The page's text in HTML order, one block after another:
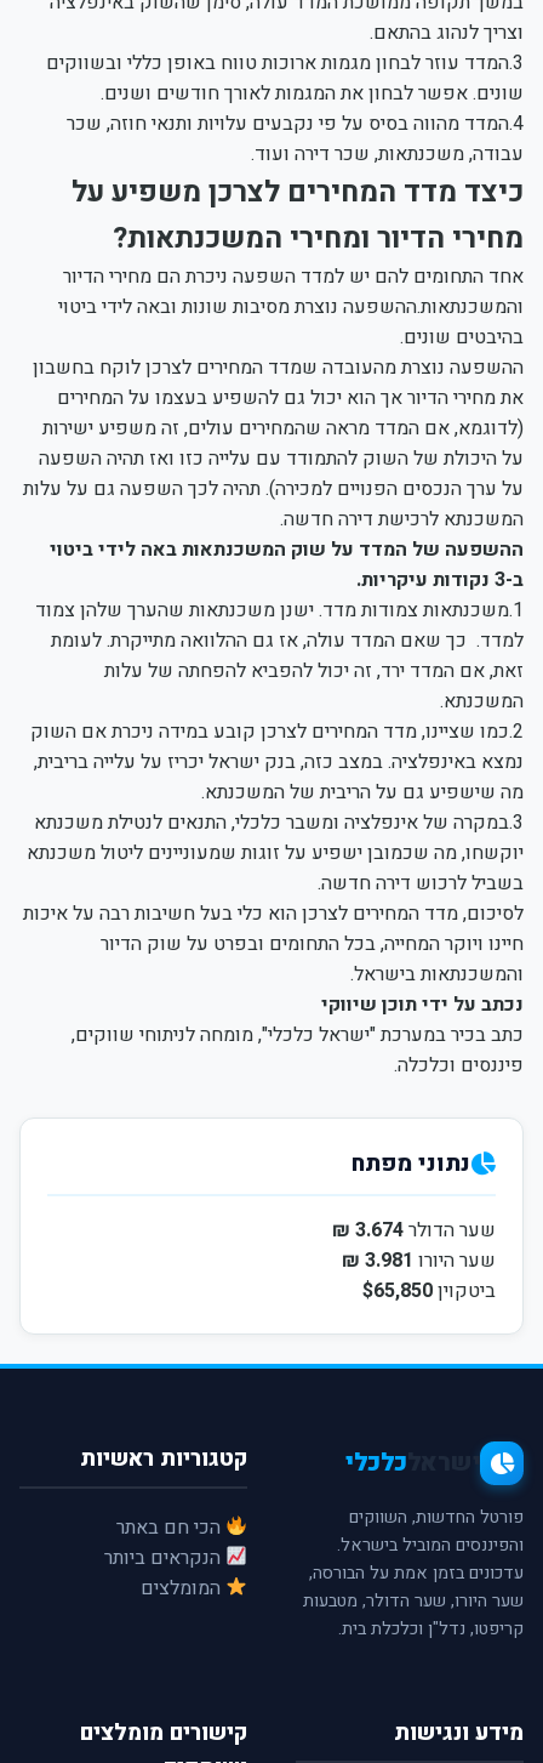
וצריך לנהוג בהתאם.
3.המדד עוזר לבחון מגמות ארוכות טווח באופן כללי ובשווקים
שונים. אפשר לבחון את המגמות לאורך חודשים ושנים.
4.המדד מהווה בסיס על פי נקבעים עלויות ותנאי חוזה, שכר
עבודה, משכנתאות, שכר דירה ועוד.
כיצד מדד המחירים לצרכן משפיע על
מחירי הדיור ומחירי המשכנתאות?
אחד התחומים להם יש למדד השפעה ניכרת הם מחירי הדיור
והמשכנתאות.ההשפעה נוצרת מסיבות שונות ובאה לידי ביטוי
בהיבטים שונים.
ההשפעה נוצרת מהעובדה שמדד המחירים לצרכן לוקח בחשבון
את מחירי הדיור אך הוא יכול גם להשפיע בעצמו על המחירים
(לדוגמא, אם המדד מראה שהמחירים עולים, זה משפיע ישירות
על היכולת של השוק להתמודד עם עלייה כזו ואז תהיה השפעה
על ערך הנכסים הפנויים למכירה). תהיה לכך השפעה גם על עלות
המשכנתא לרכישת דירה חדשה.
ההשפעה של המדד על שוק המשכנתאות באה לידי ביטוי
ב-3 נקודות עיקריות.
1.משכנתאות צמודות מדד. ישנן משכנתאות שהערך שלהן צמוד
למדד. כך שאם המדד עולה, אז גם ההלוואה מתייקרת. לעומת
זאת, אם המדד ירד, זה יכול להפביא להפחתה של עלות
המשכנתא.
2.כמו שציינו, מדד המחירים לצרכן קובע במידה ניכרת אם השוק
נמצא באינפלציה. במצב כזה, בנק ישראל יכריז על עלייה בריבית,
מה שישפיע גם על הריבית של המשכנתא.
3.במקרה של אינפלציה ומשבר כלכלי, התנאים לנטילת משכנתא
יוקשחו, מה שכמובן ישפיע על זוגות שמעוניינים ליטול משכנתא
בשביל לרכוש דירה חדשה.
לסיכום, מדד המחירים לצרכן הוא כלי בעל חשיבות רבה על איכות
חיינו ויוקר המחייה, בכל התחומים ובפרט על שוק הדיור
והמשכנתאות בישראל.
נכתב על ידי תוכן שיווקי
כתב בכיר במערכת "ישראל כלכלי", מומחה לניתוחי שווקים,
פיננסים וכלכלה.
נתוני מפתח
שער הדולר3.674 ₪
שער היורו 3.981 ₪
ביטקוין$65,850
כלכלי
פורטל החדשות, השווקים
והפיננסים המוביל בישראל.
עדכונים בזמן אמת על הבורסה,
שער היורו, שער הדולר, מטבעות
קריפטו, נדל"ן וכלכלת בית.
קטגוריות ראשיות
הכי חם באתר
הנקראים ביותר
המומלצים
מידע ונגישות
קישורים מומלצים